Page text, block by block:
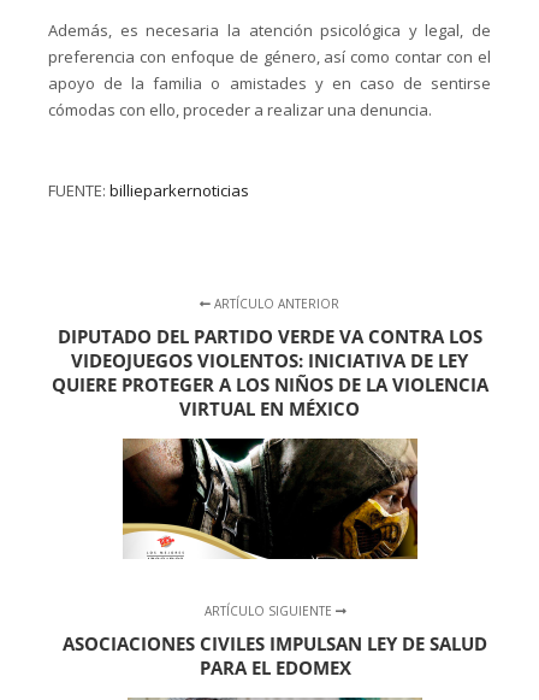
Además, es necesaria la atención psicológica y legal, de
preferencia con enfoque de género, así como contar con el
apoyo de la familia o amistades y en caso de sentirse
cómodas con ello, proceder a realizar una denuncia.
FUENTE: billieparkernoticias
ARTÍCULO ANTERIOR
DIPUTADO DEL PARTIDO VERDE VA CONTRA LOS
VIDEOJUEGOS VIOLENTOS: INICIATIVA DE LEY
QUIERE PROTEGER A LOS NIÑOS DE LA VIOLENCIA
VIRTUAL EN MÉXICO
ARTÍCULO SIGUIENTE
ASOCIACIONES CIVILES IMPULSAN LEY DE SALUD
PARA EL EDOMEX